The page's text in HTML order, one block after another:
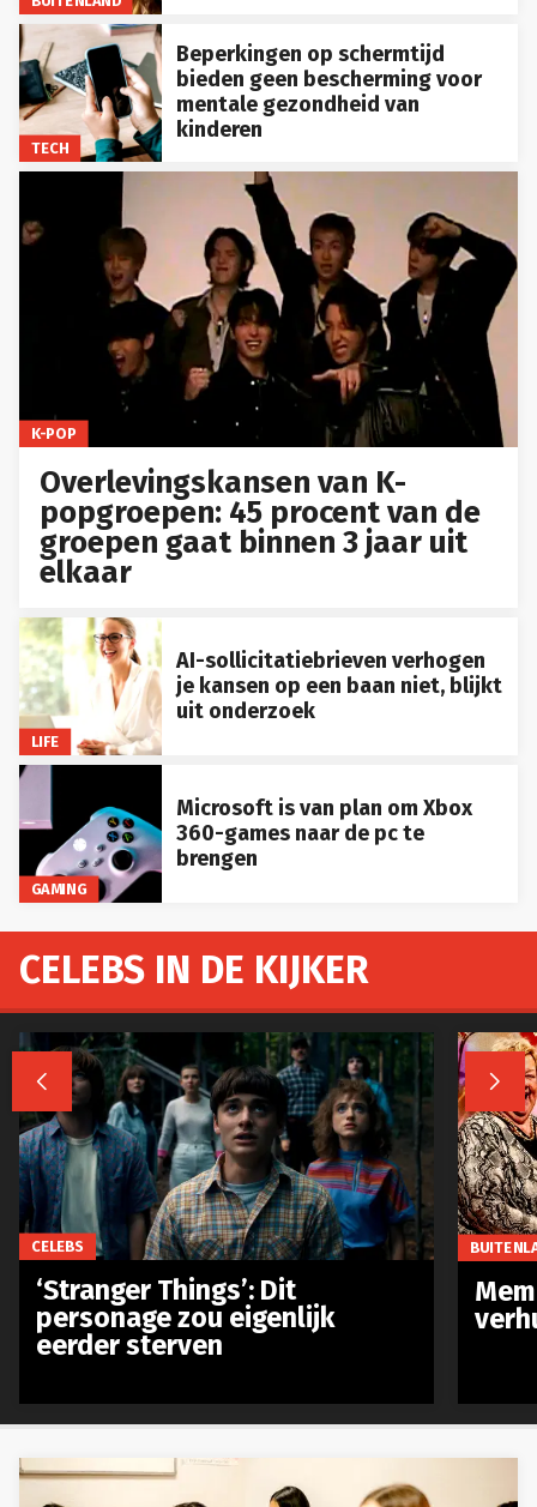
TECH
Beperkingen op schermtijd
bieden geen bescherming voor
mentale gezondheid van
kinderen
K-POP
Overlevingskansen van K-
popgroepen: 45 procent van de
groepen gaat binnen 3 jaar uit
elkaar
LIFE
AI-sollicitatiebrieven verhogen
je kansen op een baan niet, blijkt
uit onderzoek
GAMING
Microsoft is van plan om Xbox
360-games naar de pc te
brengen
CELEBS IN DE KIJKER
 
CELEBS
‘Stranger Things’: Dit
personage zou eigenlijk
eerder sterven